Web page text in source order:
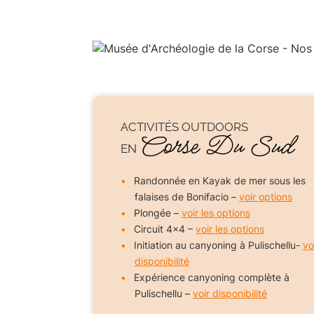
ACTIVITÉS OUTDOORS
EN Corse Du Sud
Randonnée en Kayak de mer sous les
falaises de Bonifacio – voir options
Plongée – voir les options
Circuit 4×4 – voir les options
Initiation au canyoning à Pulischellu-
disponibilité
Expérience canyoning complète à
Pulischellu – voir disponibilité